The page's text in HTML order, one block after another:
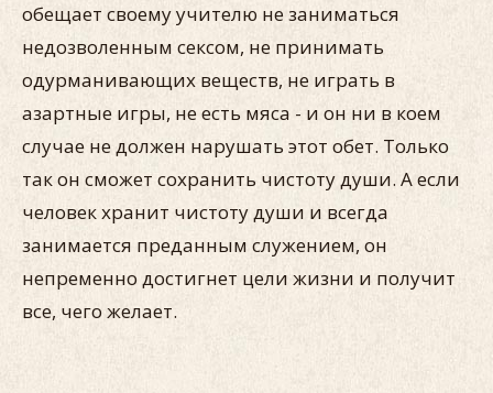
обещает своему учителю не заниматься
недозволенным сексом, не принимать
одурманивающих веществ, не играть в
азартные игры, не есть мяса - и он ни в коем
случае не должен нарушать этот обет. Только
так он сможет сохранить чистоту души. А если
человек хранит чистоту души и всегда
занимается преданным служением, он
непременно достигнет цели жизни и получит
все, чего желает.